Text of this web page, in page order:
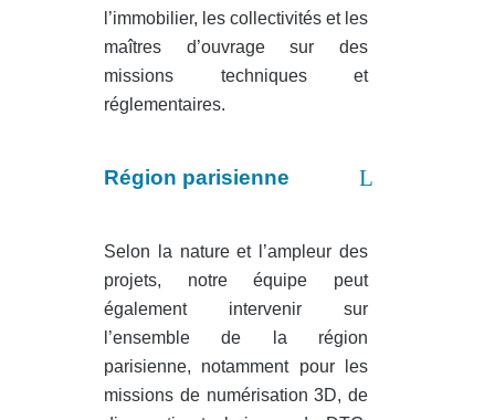
l’immobilier, les collectivités et les
maîtres d’ouvrage sur des
missions techniques et
réglementaires.
Région parisienne
Selon la nature et l’ampleur des
projets, notre équipe peut
également intervenir sur
l’ensemble de la région
parisienne, notamment pour les
missions de numérisation 3D, de